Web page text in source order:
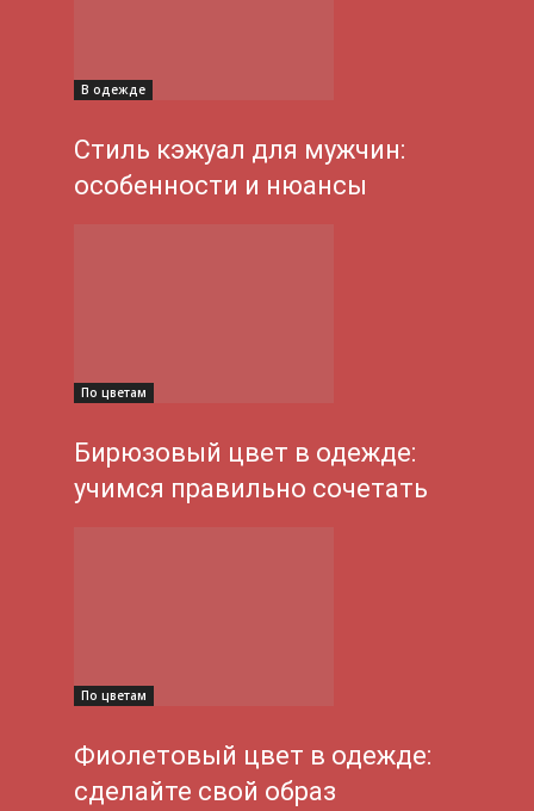
В одежде
Стиль кэжуал для мужчин:
особенности и нюансы
По цветам
Бирюзовый цвет в одежде:
учимся правильно сочетать
По цветам
Фиолетовый цвет в одежде:
сделайте свой образ